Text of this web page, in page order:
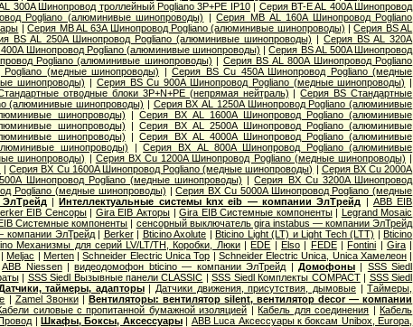
300A Шинопровод троллейный Pogliano 3P+PE IP10| Серия BT-E AL 400A Шинопровод
Pogliano (алюминивые шинопроводы) |Серия MB AL 160A Шинопровод Pogliano
|Серия MB AL 63A Шинопровод Pogliano (алюминивые шинопроводы) |Серия ВS AL
ВS AL 250A Шинопровод Pogliano (алюминивые шинопроводы) |Серия ВS AL 320A
Шинопровод Pogliano (алюминивые шинопроводы) |Серия ВS AL 500A Шинопровод
Pogliano (алюминивые шинопроводы) | Серия ВS AL 800A Шинопровод Pogliano
(медные шинопроводы) |Серия ВS Cu 450A Шинопровод Pogliano (медные
шинопроводы) | Серия ВS Cu 900A Шинопровод Pogliano (медные шинопроводы) |
отводные блоки 3P+N+PE (непрямая нейтраль) |Серия ВS Стандартные
(алюминивые шинопроводы) | Серия ВХ AL 1250A Шинопровод Pogliano (алюминивые
шинопроводы) |Серия ВХ AL 1600A Шинопровод Pogliano (алюминивые
шинопроводы) |Серия ВХ AL 2500A Шинопровод Pogliano (алюминивые
шинопроводы) |Серия ВХ AL 4000A Шинопровод Pogliano (алюминивые
шинопроводы) |Серия ВХ AL 800A Шинопровод Pogliano (алюминивые
шинопроводы) | Серия ВХ Cu 1200A Шинопровод Pogliano (медные шинопроводы) |
|Серия ВХ Cu 1600A Шинопровод Pogliano (медные шинопроводы) | Серия ВХ Cu 2000A
Шинопровод Pogliano (медные шинопроводы) |Серия ВХ Cu 3200A Шинопровод
Pogliano (медные шинопроводы) |Серия ВХ Cu 5000A Шинопровод Pogliano (медные
|Интеллектуальные системы knx eib — компании ЭлТрейд | ABB EIB
EIB Сенсоры| Gira EIB Акторы|Gira EIB Системные компоненты| Legrand Mosaic
Системные компоненты | сенсорный выключатель gira instabus — компании ЭлТрейд
компании ЭлТрейд| Berker| Bticino Axolute |Bticino Light (LT) и Light Tech (LTT) |Bticino
Механизмы для серий LV/LT/TH, Коробки, Люки|EDE |Elso | FEDE|Fontini | Gira|
Meljac | Merten|Schneider Electric Unica Top | Schneider Electric Unica, Unica Хамелеон|
АВВ Niessen|видеодомофон bticino — компании ЭлТрейд | Домофоны| SSS Siedl
| SSS Siedl Вызывные панели CLASSIC |SSS Siedl Комплекты COMPACT| SSS Siedl
таймеры, адапторы| Датчики движения, присутствия, дымовые|Таймеры,
| Zamel Звонки| Вентиляторы: вентилятор silent, вентилятор decor — компании
силовые с пропитанной бумажной изоляцией |Кабель для соединения |Кабель
| Шкафы, Боксы, Аксессуары| ABB Luca Аксессуары к боксам Unibox, Europa,